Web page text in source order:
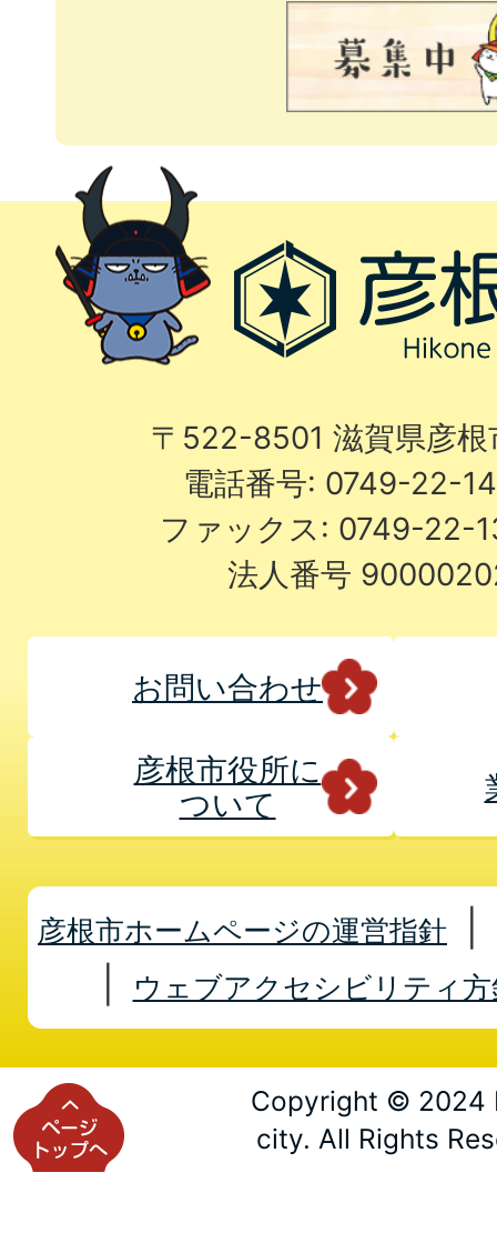
〒522-8501 滋賀県彦
電話番号: 0749-22-
ファックス: 0749-22-
法人番号
お問い合わせ
彦根市役所に
ついて
彦根市ホームページの運営指針
ウェブアクセシビリティ方
Copyright © 2024
city. All Rights